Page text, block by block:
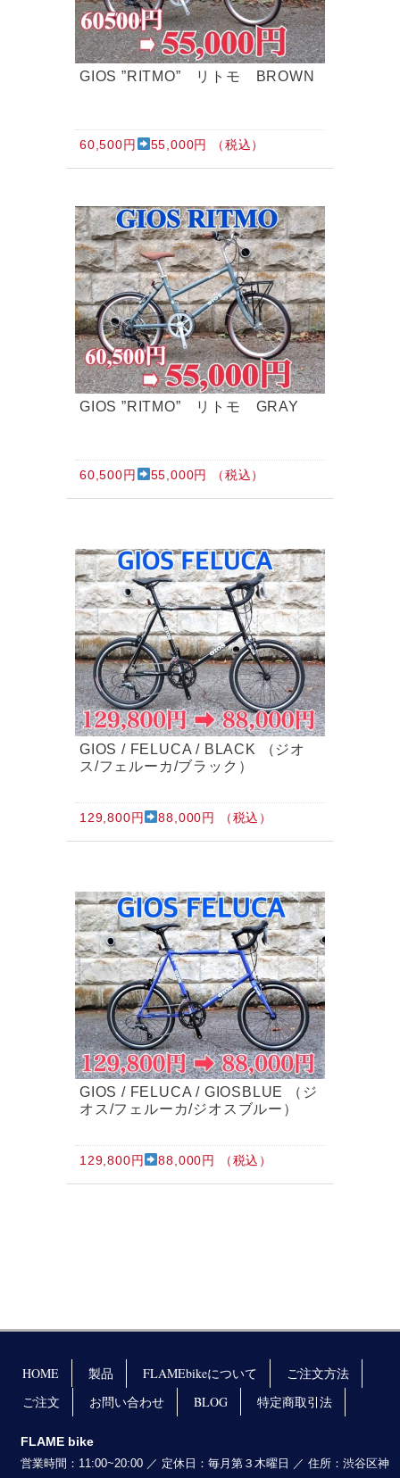
GIOS ”RITMO” リトモ BROWN
60,500円 55,000円 （税込）
GIOS ”RITMO” リトモ GRAY
60,500円 55,000円 （税込）
GIOS / FELUCA / BLACK （ジオ
ス/フェルーカ/ブラック）
129,800円 88,000円 （税込）
GIOS / FELUCA / GIOSBLUE （ジ
オス/フェルーカ/ジオスブルー）
129,800円 88,000円 （税込）
HOME 製品 FLAMEbikeについて
ご注文方法
ご注文
お問い合わせ BLOG 特定商取引法
FLAME bike
営業時間：11:00~20:00 ／ 定休日：毎月第３木曜日 ／ 住所：渋谷区神